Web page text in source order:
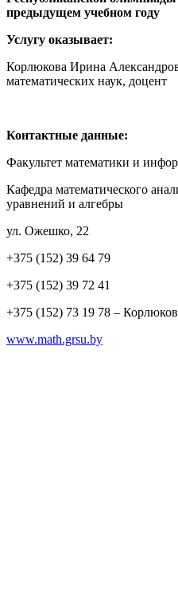
предыдущем учебном году
Услугу оказывает:
Корлюкова Ирина
математических наук, доцент
Контактные данные:
Факультет математики и
Кафедра математического
уравнений и алгебры
ул. Ожешко, 22
+375 (152) 39 64 79
+375 (152) 39 72 41
+375 (152) 73 19 78 –
www.math.grsu.by